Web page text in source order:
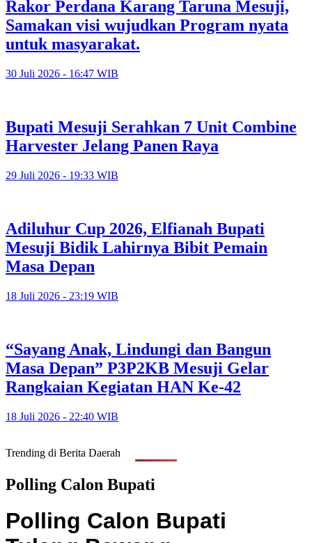
Rakor Perdana Karang Taruna Mesuji,
Samakan visi wujudkan Program nyata
untuk masyarakat.
30 Juli 2026 - 16:47 WIB
Bupati Mesuji Serahkan 7 Unit Combine
Harvester Jelang Panen Raya
29 Juli 2026 - 19:33 WIB
Adiluhur Cup 2026, Elfianah Bupati
Mesuji Bidik Lahirnya Bibit Pemain
Masa Depan
18 Juli 2026 - 23:19 WIB
“Sayang Anak, Lindungi dan Bangun
Masa Depan” P3P2KB Mesuji Gelar
Rangkaian Kegiatan HAN Ke-42
18 Juli 2026 - 22:40 WIB
Trending di Berita Daerah
Polling Calon Bupati